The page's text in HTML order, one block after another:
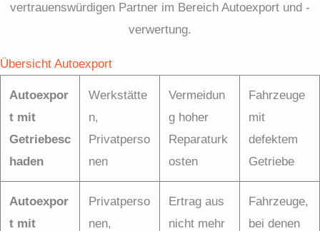
vertrauenswürdigen Partner im Bereich Autoexport und -
verwertung.
Übersicht Autoexport
Autoexpor
t mit
Getriebesc
haden
Werkstätte
n,
Privatperso
nen
Vermeidun
g hoher
Reparaturk
osten
Fahrzeuge
mit
defektem
Getriebe
Autoexpor
t mit
Privatperso
nen,
Ertrag aus
nicht mehr
Fahrzeuge,
bei denen